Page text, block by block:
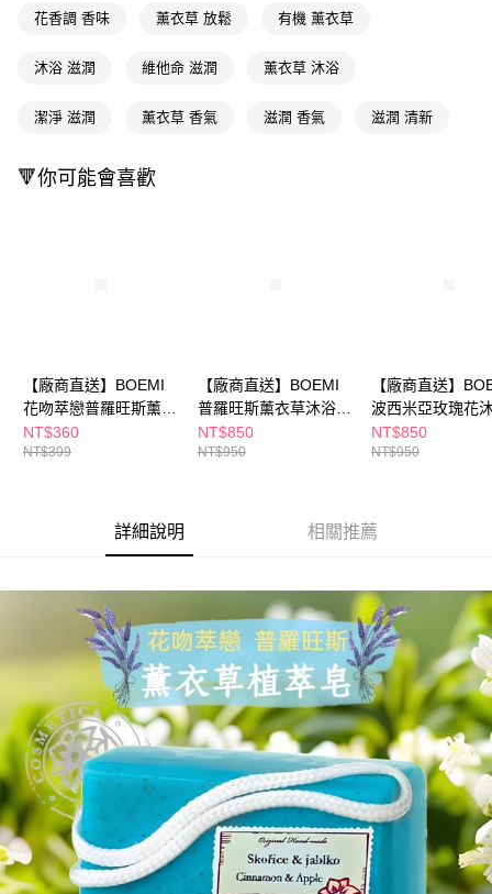
AFTEE先享後付是「在收到商品之後才付款」的支付方式。 讓您購物簡單
便利好安心！
２．便利：只要手機號碼，簡訊認證，即可結帳。
【「AFTEE先享後付」結帳流程】
結帳頁面，進行簡訊認證並確認金額後，即可完成結帳。
２．訂單成立數日內，您將收到繳費通知簡訊。
【注意事項】
１．透過由恩沛科技股份有限公司提供之「AFTEE先享後付」服務完成之交
易，需依本服務之必要範圍內提供個人資料，並將交易相關給付款項請求債
權轉讓予恩沛科技股份有限公司。
「AFTEE先享後付」，若未經同意申辦者引起之損失，本公司不負相關責
請求用戶進行身份認證。
５．嚴禁一人註冊多個帳號或使用他人資訊註冊。若發現惡意使用之情形，
恩沛科技股份有限公司將有權停止該用戶之使用額度並採取法律行動。
運送方式
宅配(離島廠商直送🚚)
花香調 香味 薰衣草 放鬆 有機 薰衣草
沐浴 滋潤 維他命 滋潤 薰衣草 沐浴
潔淨 滋潤 薰衣草 香氣 滋潤 香氣 滋潤 清新
🔻你可能會喜歡
【廠商直送】BOEMI
花吻萃戀普羅旺斯薰衣
草皂105g
NT$360
NT$399
【廠商直送】BOEMI
普羅旺斯薰衣草沐浴膠
250ml
NT$850
NT$950
【廠商直送】
波西米亞玫瑰花
250ml
NT$850
NT$950
詳細說明 相關推薦